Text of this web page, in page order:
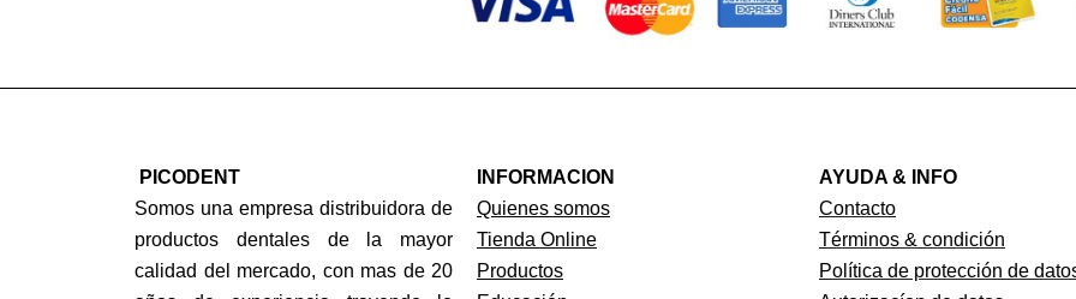
PICODENT
Somos una empresa distribuidora de
productos dentales de la mayor
calidad del mercado, con mas de 20
INFORMACION
Quienes somos
Tienda Online
Productos
AYUDA & INFO
Contacto
Términos & condición
Política de protección de